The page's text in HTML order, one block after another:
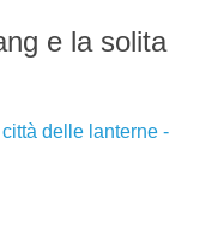
e la solita
delle lanterne -